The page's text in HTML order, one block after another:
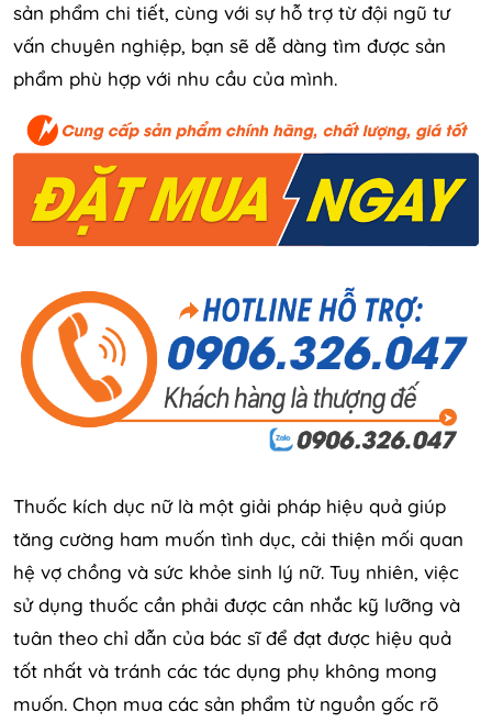
sản phẩm chi tiết, cùng với sự hỗ trợ từ đội ngũ tư
vấn chuyên nghiệp, bạn sẽ dễ dàng tìm được sản
phẩm phù hợp với nhu cầu của mình.
Thuốc kích dục nữ là một giải pháp hiệu quả giúp
tăng cường ham muốn tình dục, cải thiện mối quan
hệ vợ chồng và sức khỏe sinh lý nữ. Tuy nhiên, việc
sử dụng thuốc cần phải được cân nhắc kỹ lưỡng và
tuân theo chỉ dẫn của bác sĩ để đạt được hiệu quả
tốt nhất và tránh các tác dụng phụ không mong
muốn. Chọn mua các sản phẩm từ nguồn gốc rõ